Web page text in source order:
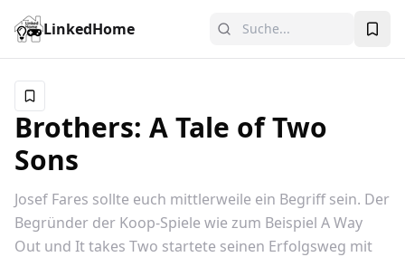
LinkedHome
Brothers: A Tale of Two
Sons
Josef Fares sollte euch mittlerweile ein Begriff sein. Der
Begründer der Koop-Spiele wie zum Beispiel A Way
Out und It takes Two startete seinen Erfolgsweg mit